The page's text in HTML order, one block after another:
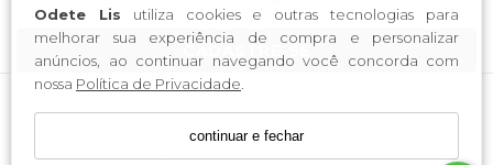
Odete Lis utiliza cookies e outras tecnologias para
melhorar sua experiência de compra e personalizar
anúncios, ao continuar navegando você concorda com
nossa Política de Privacidade
continuar e fechar
MCA CALCADOS / CNPJ: 52.233.219/0001-34